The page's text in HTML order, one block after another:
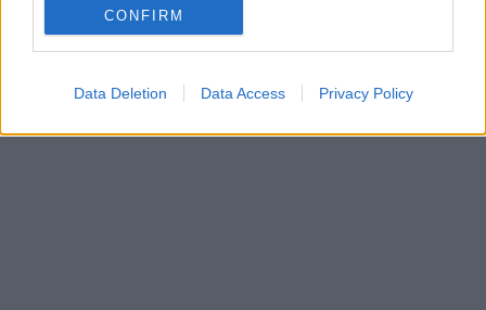
CONFIRM
Data Deletion Data Access Privacy Policy